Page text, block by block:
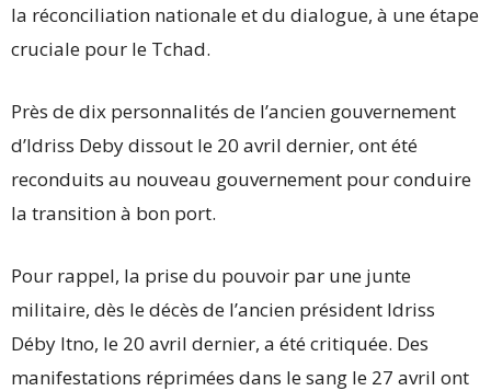
la réconciliation nationale et du dialogue, à une étape
cruciale pour le Tchad.
Près de dix personnalités de l’ancien gouvernement
d’Idriss Deby dissout le 20 avril dernier, ont été
reconduits au nouveau gouvernement pour conduire
la transition à bon port.
Pour rappel, la prise du pouvoir par une junte
militaire, dès le décès de l’ancien président Idriss
Déby Itno, le 20 avril dernier, a été critiquée. Des
manifestations réprimées dans le sang le 27 avril ont